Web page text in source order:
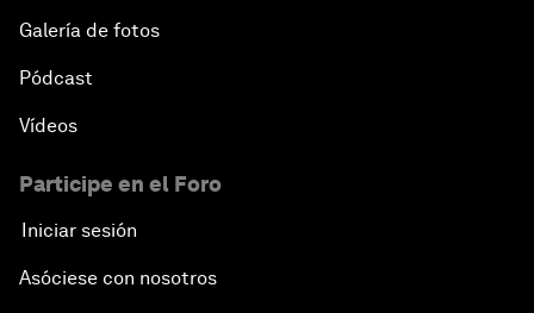
Galería de fotos
Pódcast
Vídeos
Participe en el Foro
Iniciar sesión
Asóciese con nosotros